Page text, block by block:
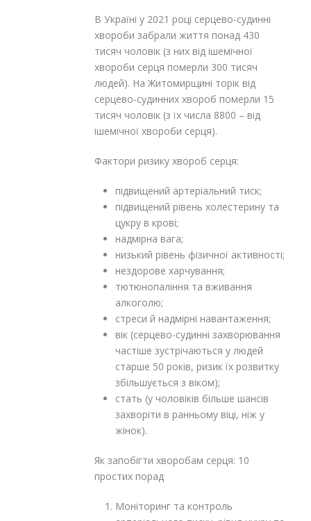
В Україні у 2021 році серцево-судинні
хвороби забрали життя понад 430
тисяч чоловік (з них від ішемічної
хвороби серця померли 300 тисяч
людей). На Житомирщині торік від
серцево-судинних хвороб померли 15
тисяч чоловік (з їх числа 8800 – від
ішемічної хвороби серця).
Фактори ризику хвороб серця:
підвищений артеріальний тиск;
підвищений рівень холестерину та
цукру в крові;
надмірна вага;
низький рівень фізичної активності;
нездорове харчування;
тютюнопаління та вживання
алкоголю;
стреси й надмірні навантаження;
вік (серцево-судинні захворювання
частіше зустрічаються у людей
старше 50 років, ризик їх розвитку
збільшується з віком);
стать (у чоловіків більше шансів
захворіти в ранньому віці, ніж у
жінок).
Як запобігти хворобам серця: 10
простих порад
Моніторинг та контроль